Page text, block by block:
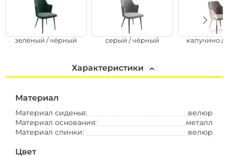
зелёный / чёрный серый / чёрный капучино /
Характеристики
Материал
Материал сиденья:
велюр
Материал основания:
металл
Материал спинки:
велюр
Цвет